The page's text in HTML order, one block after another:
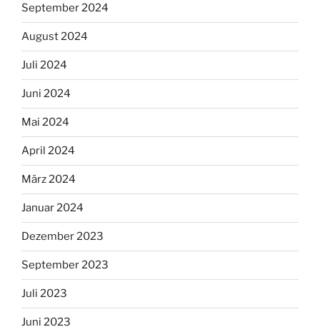
September 2024
August 2024
Juli 2024
Juni 2024
Mai 2024
April 2024
März 2024
Januar 2024
Dezember 2023
September 2023
Juli 2023
Juni 2023